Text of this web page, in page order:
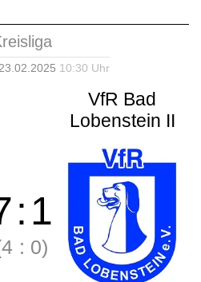
10:30 Uhr
VfR Bad
Lobenstein II
:1
: 0)